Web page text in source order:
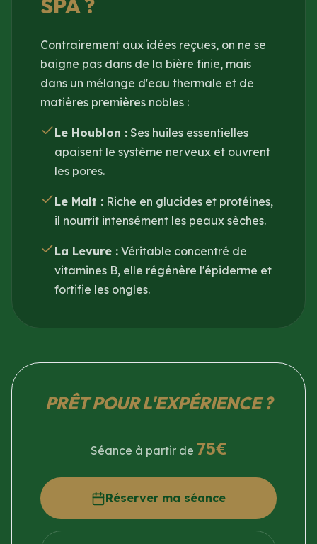
SPA ?
Contrairement aux idées reçues, on ne se
baigne pas dans de la bière finie, mais
dans un mélange d'eau thermale et de
matières premières nobles :
Le Houblon : Ses huiles essentielles
apaisent le système nerveux et ouvrent
les pores.
Le Malt : Riche en glucides et protéines,
il nourrit intensément les peaux sèches.
La Levure : Véritable concentré de
vitamines B, elle régénère l'épiderme et
fortifie les ongles.
PRÊT POUR L'EXPÉRIENCE ?
Séance à partir de 75€
Réserver ma séance